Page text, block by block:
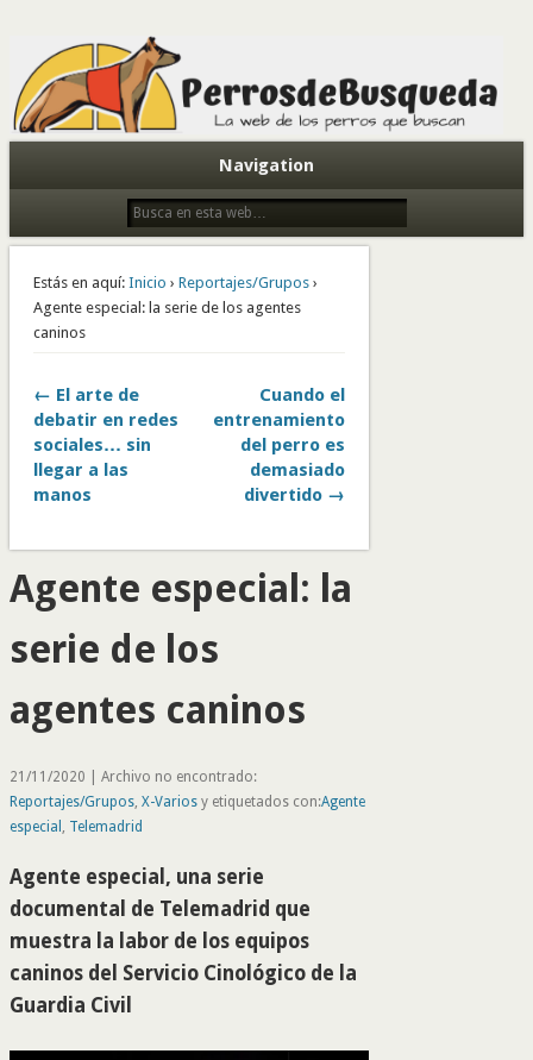
Todo sobre perros de búsqueda y detectores
Navigation
Estás en aquí: Inicio › Reportajes/Grupos›
Agente especial: la serie de los agentes
caninos
← El arte de
debatir en redes
sociales… sin
llegar a las
manos
Cuando el
entrenamiento
del perro es
demasiado
divertido →
Agente especial: la
serie de los
agentes caninos
21/11/2020 | Archivo no encontrado:
Reportajes/Grupos, X-Variosy etiquetados con:Agente
especial , Telemadrid
Agente especial, una serie
documental de Telemadrid que
muestra la labor de los equipos
caninos del Servicio Cinológico de la
Guardia Civil